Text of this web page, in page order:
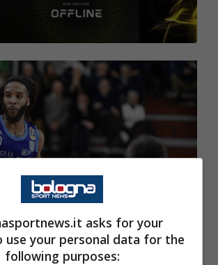
asks for your
use your personal data for the
following purposes: